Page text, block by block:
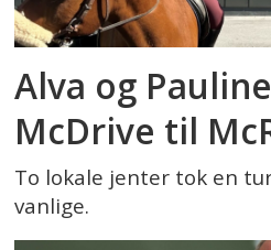
Alva og
McDrive til
To lokale jenter tok en
vanlige.